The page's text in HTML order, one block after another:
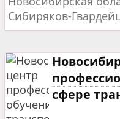
Сибиряков-
сфере